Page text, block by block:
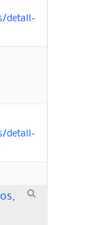
detall-
detall-